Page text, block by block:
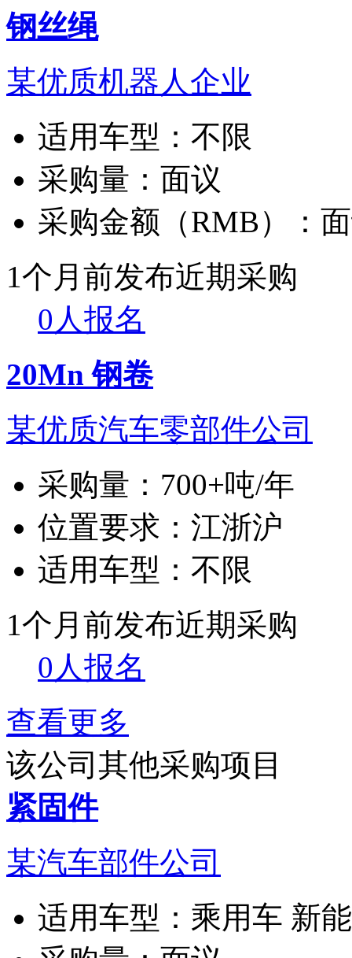
钢丝绳
某优质机器人企业
适用车型： 不限
采购量： 面议
采购金额（RMB）：
1个月前发布近期采购
0人报名
20Mn 钢卷
某优质汽车零部件公司
采购量： 700+吨/年
位置要求： 江浙沪
适用车型： 不限
1个月前发布近期采购
0人报名
查看更多
该公司其他采购项目
紧固件
某汽车部件公司
适用车型： 乘用车 新